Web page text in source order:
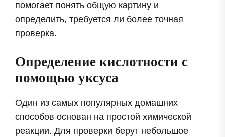
помогает понять общую картину и
определить, требуется ли более точная
проверка.
Определение кислотности с
помощью уксуса
Один из самых популярных домашних
способов основан на простой химической
реакции. Для проверки берут небольшое